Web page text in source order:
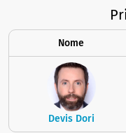
Nome
Devis Dori